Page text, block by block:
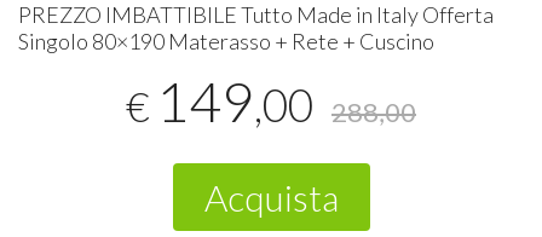
PREZZO IMBATTIBILETutto Made in Italy Offerta
Singolo 80×190 Materasso + Rete + Cuscino
€ 149,00 288,00
Acquista